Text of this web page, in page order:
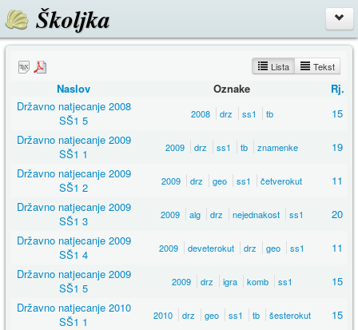
Školjka
Lista Tekst
Naslov Oznake
Rj.
Državno natjecanje 2008
SŠ1 5
2008 drz ss1 tb
15
Državno natjecanje 2009
SŠ1 1
2009 drz ss1 tb znamenke
19
Državno natjecanje 2009
SŠ1 2
2009 drz geo ss1 četverokut
11
Državno natjecanje 2009
SŠ1 3
2009 alg drz nejednakost ss1
20
Državno natjecanje 2009
SŠ1 4
2009 deveterokut drz geo ss1
11
Državno natjecanje 2009
SŠ1 5
2009 drz igra komb ss1
15
Državno natjecanje 2010
SŠ1 1
2010 drz geo ss1 tb šesterokut
15